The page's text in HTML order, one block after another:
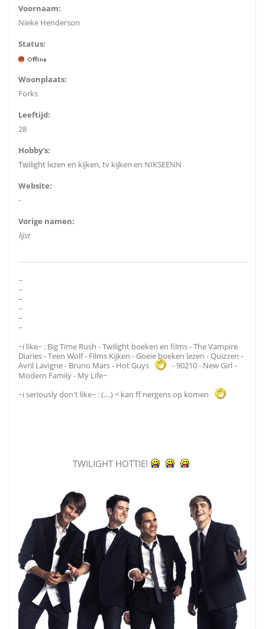
Voornaam:
Nieke Henderson
Status:
Woonplaats:
Forks
Leeftijd:
28
Hobby's:
Twilight lezen en kijken, tv kijken en NIKSEENN
Website:
-
Vorige namen:
lijst
~
~
~
~
~
~
~i like~ : Big Time Rush - Twilight boeken en films - The Vampire
Diaries - Teen Wolf - Films Kijken - Goeie boeken lezen - Quizzen -
Avril Lavigne - Bruno Mars - Hot Guys
- 90210 - New Girl -
Modern Family - My Life~
~i seriously don't like~ : (....) < kan ff nergens op komen
TWILIGHT HOTTIE!